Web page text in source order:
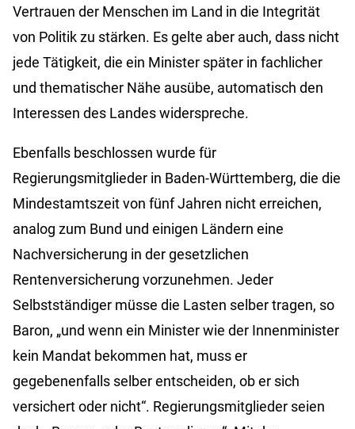
Vertrauen der Menschen im Land in die Integrität
von Politik zu stärken. Es gelte aber auch, dass nicht
jede Tätigkeit, die ein Minister später in fachlicher
und thematischer Nähe ausübe, automatisch den
Interessen des Landes widerspreche.
Ebenfalls beschlossen wurde für
Regierungsmitglieder in Baden-Württemberg, die die
Mindestamtszeit von fünf Jahren nicht erreichen,
analog zum Bund und einigen Ländern eine
Nachversicherung in der gesetzlichen
Rentenversicherung vorzunehmen. Jeder
Selbstständiger müsse die Lasten selber tragen, so
Baron, „und wenn ein Minister wie der Innenminister
kein Mandat bekommen hat, muss er
gegebenenfalls selber entscheiden, ob er sich
versichert oder nicht“. Regierungsmitglieder seien